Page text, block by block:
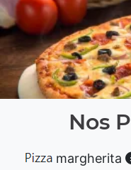
Nos
margherita